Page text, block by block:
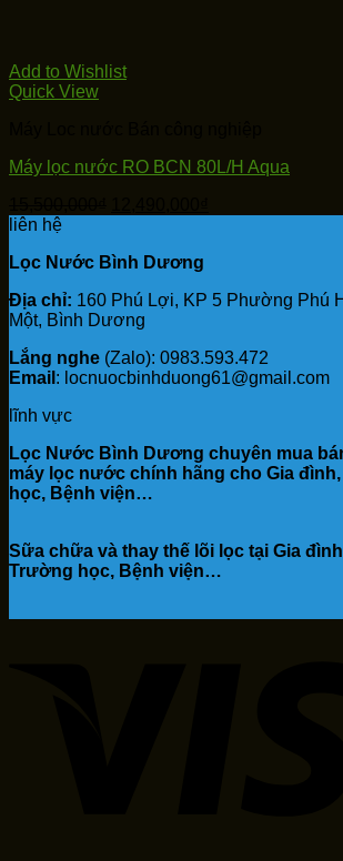
Add to Wishlist
Quick View
Máy lọc nước RO BCN 80L/H Aqua
15,500,000₫.
liên hệ
Lọc Nước Bình Dương
Địa chỉ: 160 Phú Lợi, KP 5 Phường Phú
Một, Bình Dương
Lắng nghe (Zalo): 0983.593.472
Email : locnuocbinhduong61@gmail.com
lĩnh vực
Lọc Nước Bình Dương chuyên mua
máy lọc nước chính hãng cho Gia
học, Bệnh viện…
Sữa chữa và thay thế lõi lọc tại Gia
Trường học, Bệnh viện…